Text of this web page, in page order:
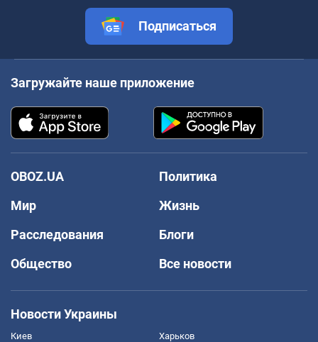
Подписаться
Загружайте наше приложение
OBOZ.UA
Политика
Мир
Жизнь
Расследования
Блоги
Общество
Все новости
Новости Украины
Киев Харьков